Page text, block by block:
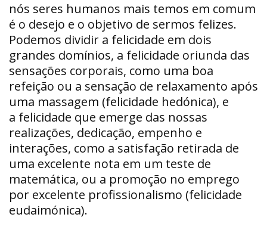
nós seres humanos mais temos em comum
é o desejo e o objetivo de sermos felizes.
Podemos dividir a felicidade em dois
grandes domínios, a felicidade oriunda das
sensações corporais, como uma boa
refeição ou a sensação de relaxamento após
uma massagem (felicidade hedónica), e
a felicidade que emerge das nossas
realizações, dedicação, empenho e
interações, como a satisfação retirada de
uma excelente nota em um teste de
matemática, ou a promoção no emprego
por excelente profissionalismo (felicidade
eudaimónica).